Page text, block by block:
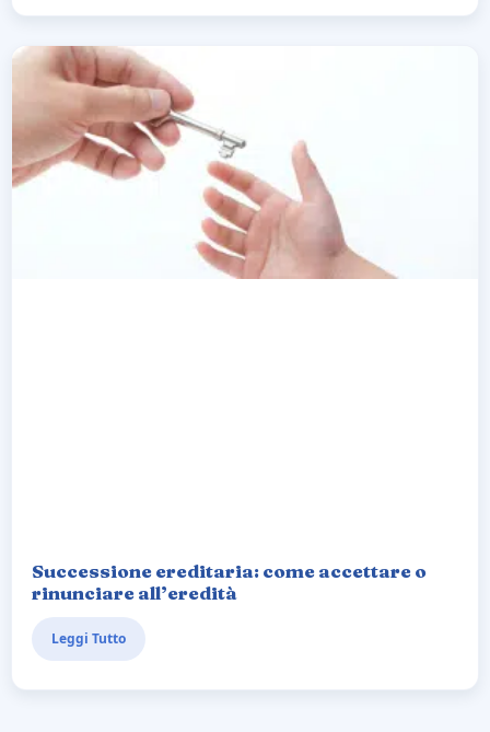
Successione ereditaria: come accettare o
rinunciare all’eredità
Leggi Tutto